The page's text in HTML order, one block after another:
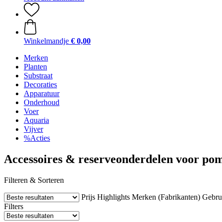
Winkelmandje € 0,00
Merken
Planten
Substraat
Decoraties
Apparatuur
Onderhoud
Voer
Aquaria
Vijver
%Acties
Accessoires & reserveonderdelen voor
Filteren & Sorteren
Prijs Highlights Merken (Fabrikanten)
Filters